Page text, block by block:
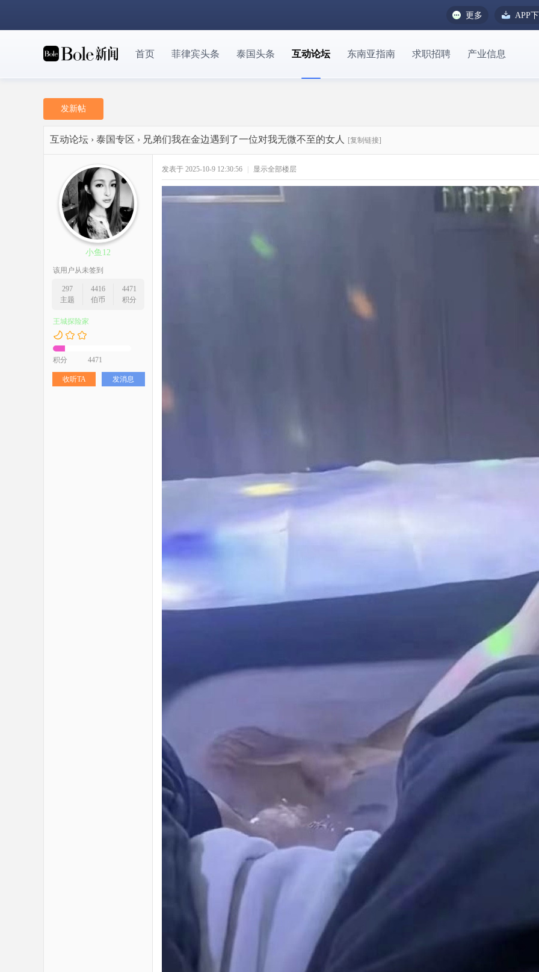
更多 APP
首页 菲律宾头条 泰国头条 互动论坛 东南亚指南 求职招聘 产业信息
发新帖
互动论坛 › 泰国专区 › 兄弟们我在金边遇到了一位对我无微不至的女人 [复制链接]
小鱼12
该用户从未签到
297
主题
4416
伯币
4471
积分
王城探险家
积分 4471
收听TA 发消息
发表于 2025-10-9 12:30:56 显示全部楼层